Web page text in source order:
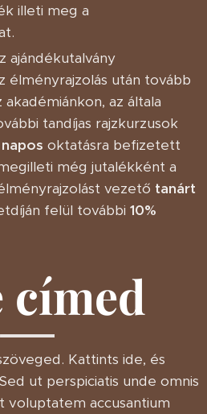
illeti meg a
ajándékutalvány
élményrajzolás után tovább
akadémiánkon, az általa
tandíjas rajzkurzusok
oktatásra befizetett
még jutalékként a
vezető tanárt
felül további 10%
címed
Kattints ide, és
ut perspiciatis unde omnis
voluptatem accusantium